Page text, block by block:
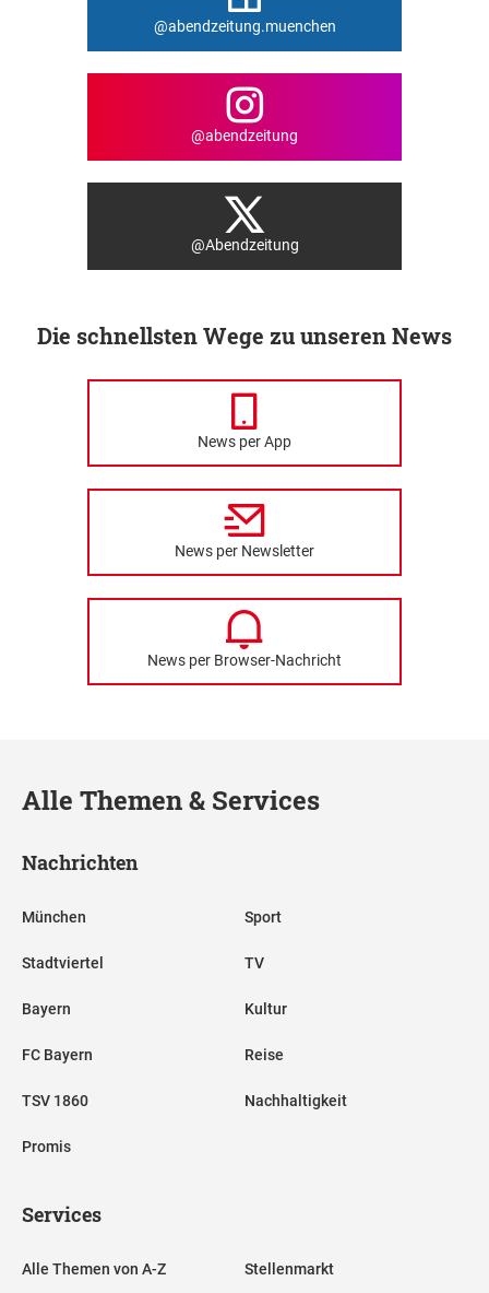
@abendzeitung.muenchen
@abendzeitung
@Abendzeitung
Die schnellsten Wege zu unseren News
News per App
News per Newsletter
News per Browser-Nachricht
Alle Themen & Services
Nachrichten
München
Stadtviertel
Bayern
FC Bayern
TSV 1860
Promis
Sport
TV
Kultur
Reise
Nachhaltigkeit
Services
Alle Themen von A-Z Stellenmarkt